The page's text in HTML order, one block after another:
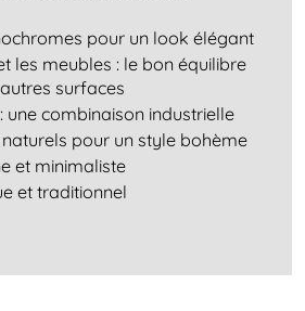
pour un look élégant
les meubles : le bon équilibre
surfaces
une combinaison industrielle
naturels pour un style bohème
et minimaliste
et traditionnel